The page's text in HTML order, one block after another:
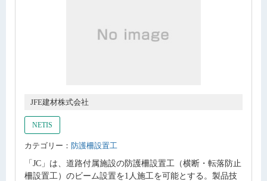
JFE建材株式会社
NETIS
カテゴリー： 防護柵設置工
「JC」は、道路付属施設の防護柵設置工（横断・転落防止
柵設置工）のビーム設置を1人施工を可能とする。製品技